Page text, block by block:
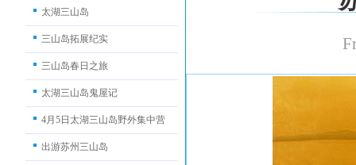
太湖三山岛
三山岛拓展纪实
三山岛春日之旅
太湖三山岛鬼屋记
4月5日太湖三山岛野外集中营
出游苏州三山岛